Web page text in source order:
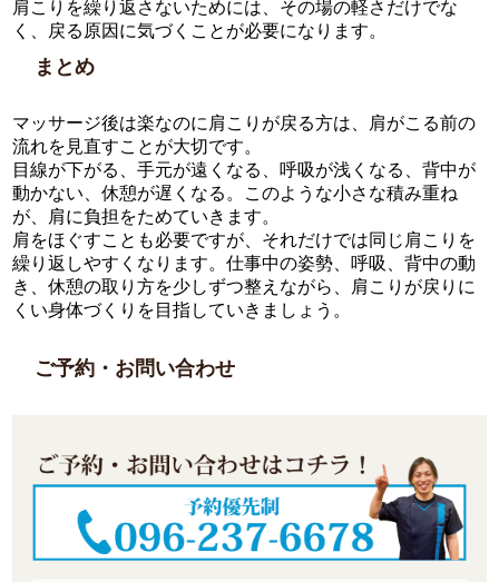
肩こりを繰り返さないためには、その場の軽さだけでな
く、戻る原因に気づくことが必要になります。
まとめ
マッサージ後は楽なのに肩こりが戻る方は、肩がこる前の
流れを見直すことが大切です。
目線が下がる、手元が遠くなる、呼吸が浅くなる、背中が
動かない、休憩が遅くなる。このような小さな積み重ね
が、肩に負担をためていきます。
肩をほぐすことも必要ですが、それだけでは同じ肩こりを
繰り返しやすくなります。仕事中の姿勢、呼吸、背中の動
き、休憩の取り方を少しずつ整えながら、肩こりが戻りに
くい身体づくりを目指していきましょう。
ご予約・お問い合わせ